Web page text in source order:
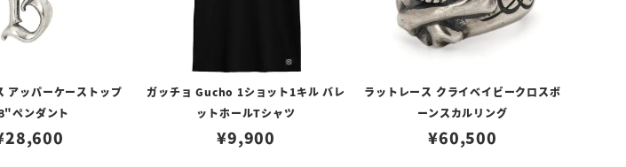
アッパーケーストップ
ペンダント
28,600
ガッチョ Gucho 1ショット1キル バレ
ットホールTシャツ
¥9,900
ラットレース クライベイビークロスボ
ーンスカルリング
¥60,500